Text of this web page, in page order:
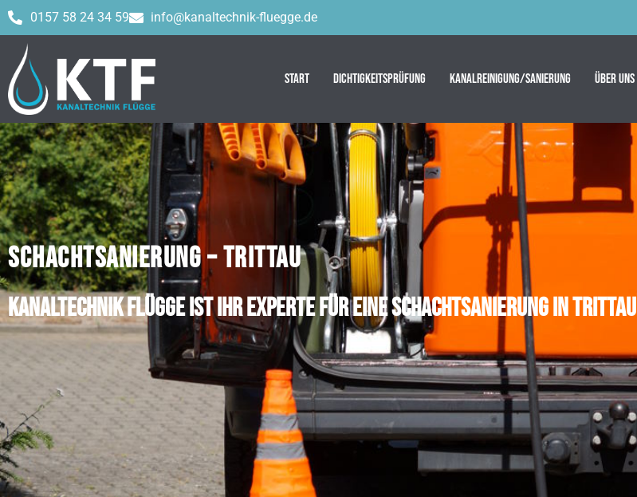
0157 58 24 34 59 info@kanaltechnik-fluegge.de
Start Dichtigkeitsprüfung Kanalreinigung/Sanierung Über uns
SCHACHTSANIERUNG – TRITTAU
Kanaltechnik Flügge ist Ihr Experte für eine Schachtsanierung in Trittau